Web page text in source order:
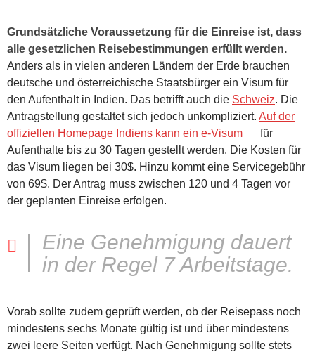
Grundsätzliche Voraussetzung für die Einreise ist, dass
alle gesetzlichen Reisebestimmungen erfüllt werden.
Anders als in vielen anderen Ländern der Erde brauchen
deutsche und österreichische Staatsbürger ein Visum für
den Aufenthalt in Indien. Das betrifft auch die Schweiz. Die
Antragstellung gestaltet sich jedoch unkompliziert. Auf der
offiziellen Homepage Indiens kann ein e-Visum
für
Aufenthalte bis zu 30 Tagen gestellt werden. Die Kosten für
das Visum liegen bei 30$. Hinzu kommt eine Servicegebühr
von 69$. Der Antrag muss zwischen 120 und 4 Tagen vor
der geplanten Einreise erfolgen.
Eine Genehmigung dauert
in der Regel 7 Arbeitstage.
Vorab sollte zudem geprüft werden, ob der Reisepass noch
mindestens sechs Monate gültig ist und über mindestens
zwei leere Seiten verfügt. Nach Genehmigung sollte stets